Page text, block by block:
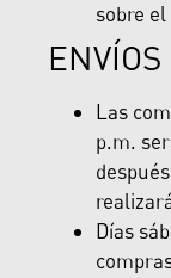
sobre
ENVÍOS
Las
p.m.
Días